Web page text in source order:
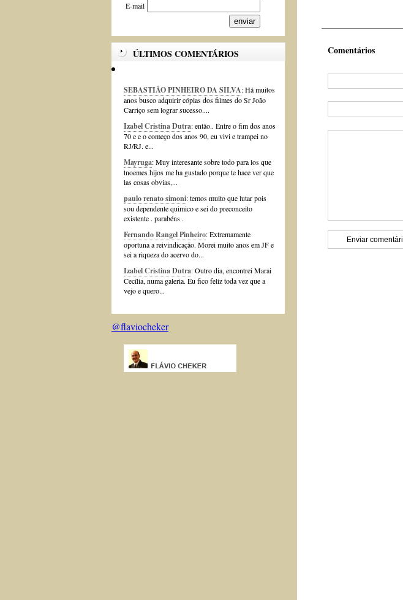
E-mail
ÚLTIMOS COMENTÁRIOS
SEBASTIÃO PINHEIRO DA SILVA: Há muitos
anos busco adquirir cópias dos filmes do Sr João
Carriço sem lograr sucesso....
Izabel Cristina Dutra: então.. Entre o fim dos anos
70 e e o começo dos anos 90, eu vivi e trampei no
RJ/RJ. e...
Mayruga: Muy interesante sobre todo para los que
tnoemes hijos me ha gustado porque te hace ver que
las cosas obvias,...
paulo renato simoni: temos muito que lutar pois
sou dependente quimico e sei do preconceito
existente . parabéns .
Fernando Rangel Pinheiro: Extremamente
oportuna a reivindicação. Morei muito anos em JF e
sei a riqueza do acervo do...
Izabel Cristina Dutra: Outro dia, encontrei Marai
Cecília, numa galeria. Eu fico feliz toda vez que a
vejo e quero...
@flaviocheker
Comentários